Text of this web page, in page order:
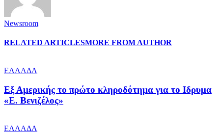
Newsroom
RELATED ARTICLESMORE FROM AUTHOR
ΕΛΛΑΔΑ
Εξ Αμερικής το πρώτο κληροδότημα για το Ιδρυμα
«Ε. Βενιζέλος»
ΕΛΛΑΔΑ